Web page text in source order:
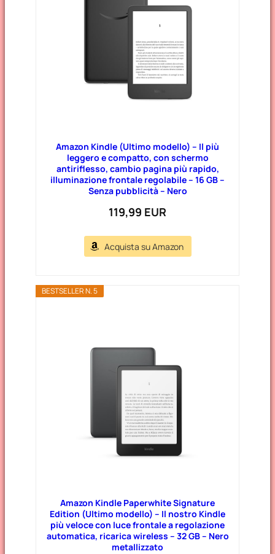
Amazon Kindle (Ultimo modello) – Il più
leggero e compatto, con schermo
antiriflesso, cambio pagina più rapido,
illuminazione frontale regolabile – 16 GB –
Senza pubblicità – Nero
119,99 EUR
Acquista su Amazon
BESTSELLER N. 5
Amazon Kindle Paperwhite Signature
Edition (Ultimo modello) – Il nostro Kindle
più veloce con luce frontale a regolazione
automatica, ricarica wireless – 32 GB – Nero
metallizzato